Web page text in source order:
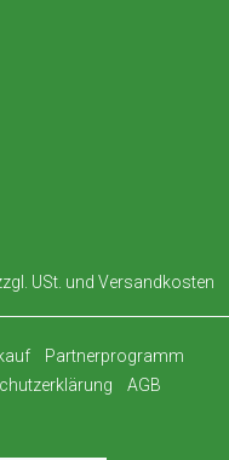
USt. und Versandkosten
Partnerprogramm
AGB